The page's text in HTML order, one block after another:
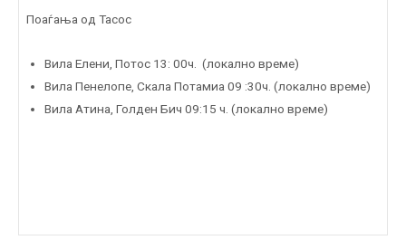
Поаѓања од Тасос
Вила Елени, Потос 13: 00ч. (локално време)
Вила Пенелопе, Скала Потамиа 09 :30ч. (локално време)
Вила Атина, Голден Бич 09:15 ч. (локално време)